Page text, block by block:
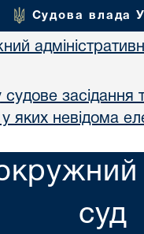
Судова влада
засідання
яких невідома
суд